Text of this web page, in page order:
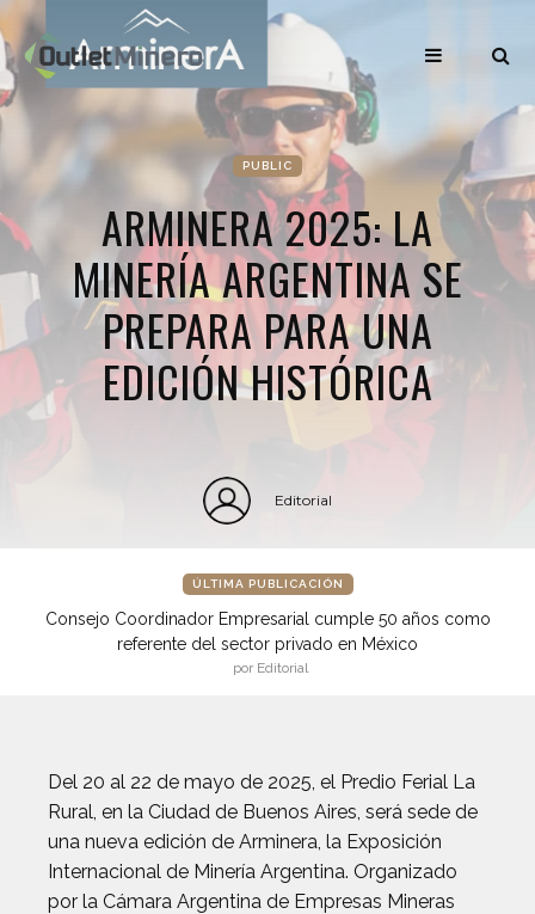
PUBLIC
ARMINERA 2025: LA
MINERÍA ARGENTINA SE
PREPARA PARA UNA
EDICIÓN HISTÓRICA
Editorial
ÚLTIMA PUBLICACIÓN
Consejo Coordinador Empresarial cumple 50 años como
referente del sector privado en México
por Editorial
Del 20 al 22 de mayo de 2025, el Predio Ferial La
Rural, en la Ciudad de Buenos Aires, será sede de
una nueva edición de Arminera, la Exposición
Internacional de Minería Argentina. Organizado
por la Cámara Argentina de Empresas Mineras